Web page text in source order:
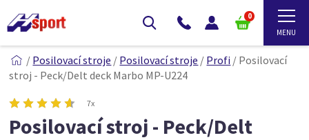
0
/ Posilovací stroje / Posilovací stroje / Profi / Posilovací
stroj - Peck/Delt deck Marbo MP-U224
7x
Posilovací stroj - Peck/Delt